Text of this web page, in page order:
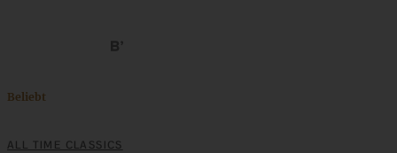
Beliebt
ALL TIME CLASSICS